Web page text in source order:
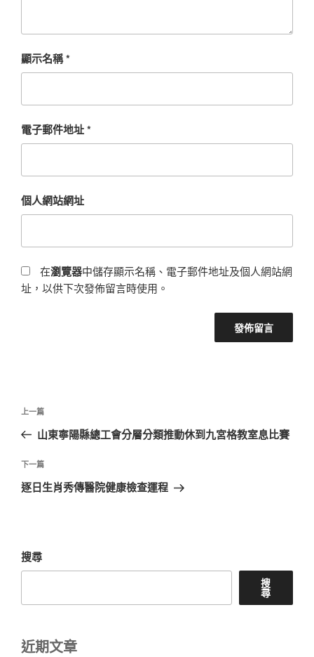
顯示名稱*
電子郵件地址*
個人網站網址
在瀏覽器中儲存顯示名稱、電子郵件地址及個人網站網
址，以供下次發佈留言時使用。
文
導
覽
上
一
文
章
上一篇
山東寧陽縣總工會分層分類推動休到九宮格教室息比賽
下
一
下一篇
逐日生肖秀傳醫院健康檢查運程
搜尋
搜
尋
近期文章